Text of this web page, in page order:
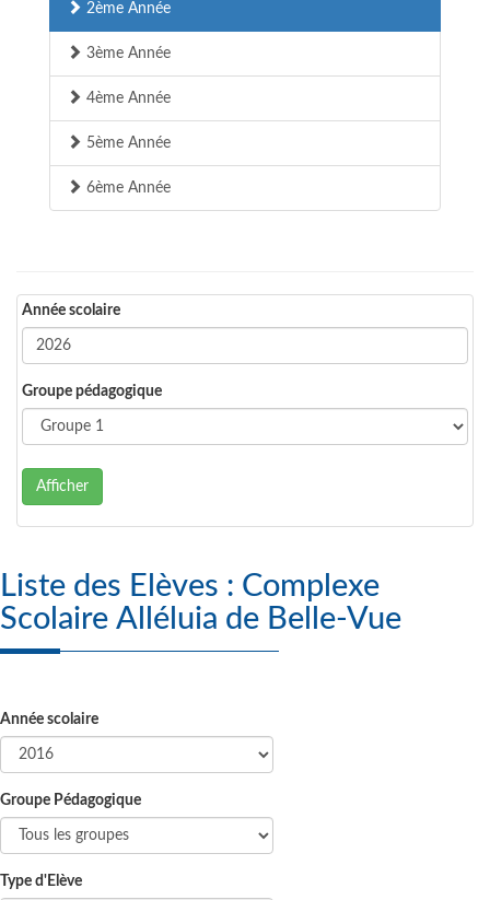
2ème Année
3ème Année
4ème Année
5ème Année
6ème Année
Année scolaire
Groupe pédagogique
Afficher
Liste des Elèves : Complexe
Scolaire Alléluia de Belle-Vue
Année scolaire
Groupe Pédagogique
Type d'Elève